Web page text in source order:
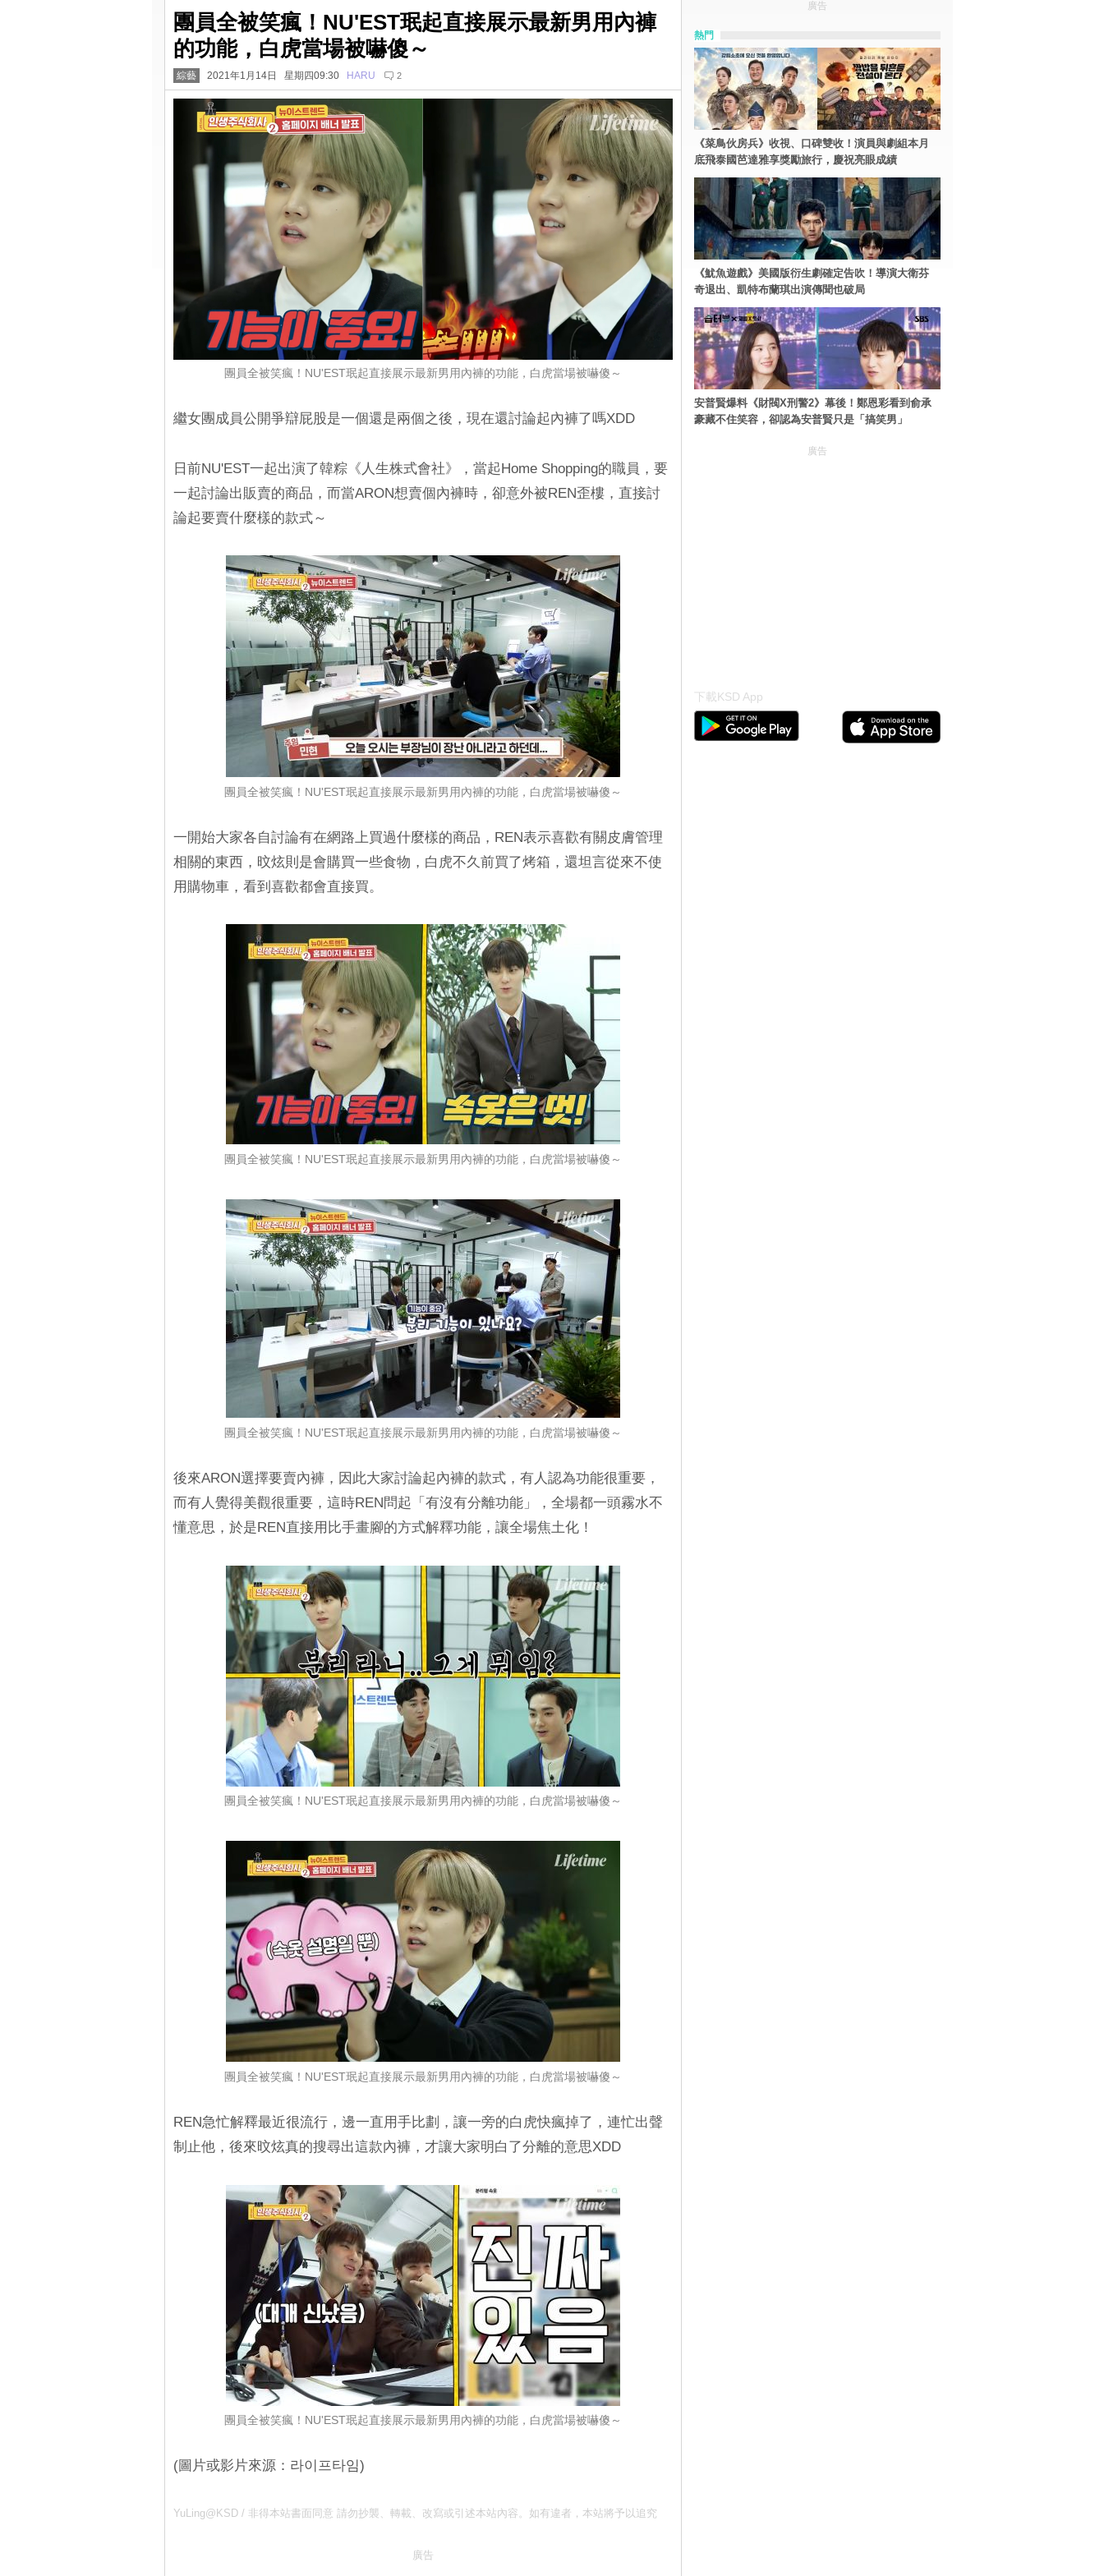
團員全被笑瘋！NU'EST珉起直接展示最新男用內褲
的功能，白虎當場被嚇傻～
綜藝 2021年1月14日 星期四09:30 HARU 2
團員全被笑瘋！NU'EST珉起直接展示最新男用內褲的功能，白虎當場被嚇傻～
繼女團成員公開爭辯屁股是一個還是兩個之後，現在還討論起內褲了嗎XDD
日前NU'EST一起出演了韓粽《人生株式會社》，當起Home Shopping的職員，要
一起討論出販賣的商品，而當ARON想賣個內褲時，卻意外被REN歪樓，直接討
論起要賣什麼樣的款式～
團員全被笑瘋！NU'EST珉起直接展示最新男用內褲的功能，白虎當場被嚇傻～
一開始大家各自討論有在網路上買過什麼樣的商品，REN表示喜歡有關皮膚管理
相關的東西，旼炫則是會購買一些食物，白虎不久前買了烤箱，還坦言從來不使
用購物車，看到喜歡都會直接買。
團員全被笑瘋！NU'EST珉起直接展示最新男用內褲的功能，白虎當場被嚇傻～
團員全被笑瘋！NU'EST珉起直接展示最新男用內褲的功能，白虎當場被嚇傻～
後來ARON選擇要賣內褲，因此大家討論起內褲的款式，有人認為功能很重要，
而有人覺得美觀很重要，這時REN問起「有沒有分離功能」，全場都一頭霧水不
懂意思，於是REN直接用比手畫腳的方式解釋功能，讓全場焦土化！
團員全被笑瘋！NU'EST珉起直接展示最新男用內褲的功能，白虎當場被嚇傻～
團員全被笑瘋！NU'EST珉起直接展示最新男用內褲的功能，白虎當場被嚇傻～
REN急忙解釋最近很流行，邊一直用手比劃，讓一旁的白虎快瘋掉了，連忙出聲
制止他，後來旼炫真的搜尋出這款內褲，才讓大家明白了分離的意思XDD
團員全被笑瘋！NU'EST珉起直接展示最新男用內褲的功能，白虎當場被嚇傻～
(圖片或影片來源：라이프타임)
YuLing@KSD / 非得本站書面同意 請勿抄襲、轉載、改寫或引述本站內容。如有違者，本站將予以追究
廣告
廣告
熱門
《菜鳥伙房兵》收視、口碑雙收！演員與劇組本月
底飛泰國芭達雅享獎勵旅行，慶祝亮眼成績
《魷魚遊戲》美國版衍生劇確定告吹！導演大衛芬
奇退出、凱特布蘭琪出演傳聞也破局
安普賢爆料《財閥X刑警2》幕後！鄭恩彩看到俞承
豪藏不住笑容，卻認為安普賢只是「搞笑男」
廣告
下載KSD App